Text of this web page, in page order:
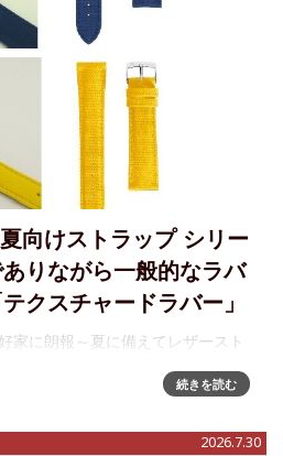
向けストラップ シリー
りながら一般的なラバ
クスチャードラバー」
家に朗報～夏に備えてレザースト
ては辛い季節。というのもアール
のレザースト
続きを読む
2026.7.30